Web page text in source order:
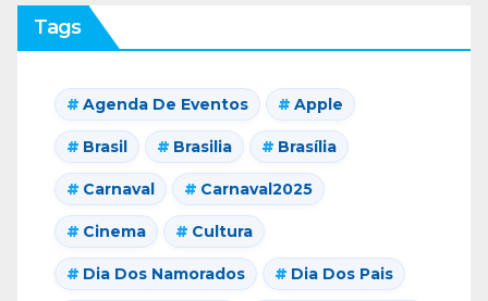
Tags
Agenda De Eventos Apple
Brasil Brasilia Brasília
Carnaval Carnaval2025
Cinema Cultura
Dia Dos Namorados Dia Dos Pais